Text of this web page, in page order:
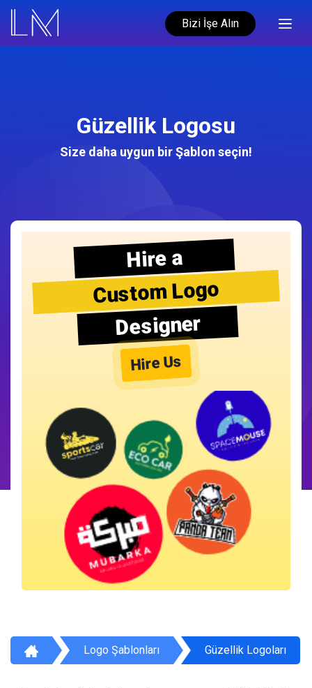
Bizi İşe Alın
Güzellik Logosu
Size daha uygun bir Şablon seçin!
Hire a
Custom Logo
Designer
Hire Us
Logo Şablonları Güzellik Logoları